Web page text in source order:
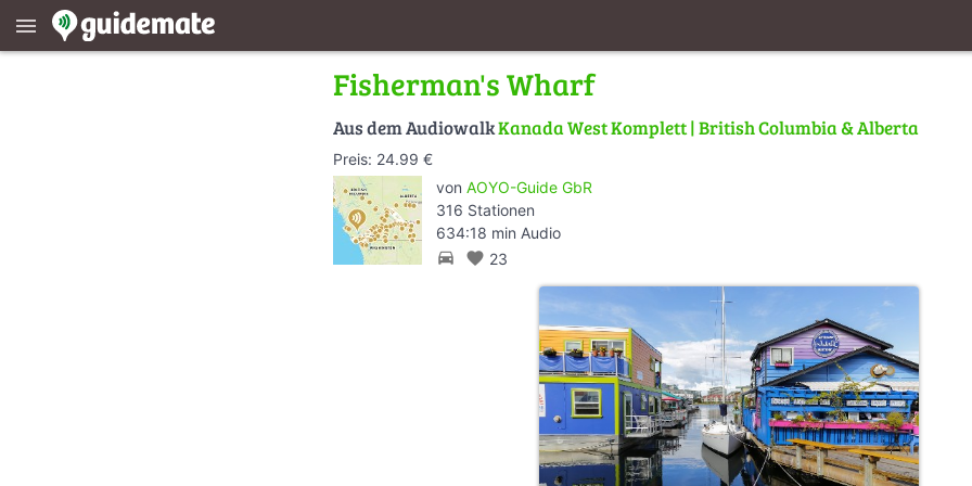
menu
Fisherman's Wharf
Aus dem AudiowalkKanada West Komplett | British Columbia & Alberta
Preis: 24.99 €
von AOYO-Guide GbR
316 Stationen
634:18 min Audio
directions_car favorite 23